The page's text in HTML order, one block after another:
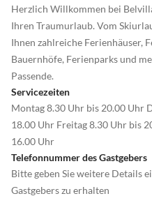
Herzlich Willkommen bei
Ihren Traumurlaub. Vom
Ihnen zahlreiche Ferienhäuser,
Bauernhöfe, Ferienparks und
Passende.
Servicezeiten
Montag 8.30 Uhr bis 20.00 Uhr
18.00 Uhr Freitag 8.30 Uhr bis
16.00 Uhr
Telefonnummer des Gastgebers
Bitte geben Sie weitere Details
Gastgebers zu erhalten